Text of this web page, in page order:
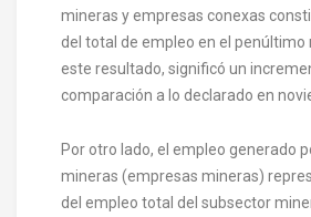
mineras y empresas conexas
del total de empleo en el penúltimo
este resultado, significó un
comparación a lo declarado en
Por otro lado, el empleo generado
mineras (empresas mineras)
del empleo total del subsector